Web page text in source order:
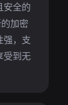
安全的
加密
强，支
受到无